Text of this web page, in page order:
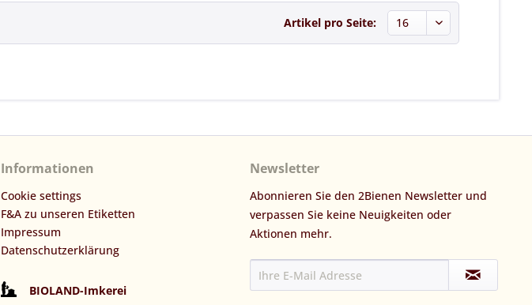
Artikel pro Seite:
Informationen
Cookie settings
F&A zu unseren Etiketten
Impressum
Datenschutzerklärung
BIOLAND-Imkerei
Newsletter
Abonnieren Sie den 2Bienen Newsletter und
verpassen Sie keine Neuigkeiten oder
Aktionen mehr.